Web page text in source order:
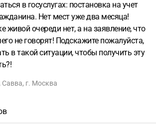
в госуслугах: постановка на учет
Нет мест уже два месяца!
живой очереди нет, а на заявление, что
не говорят! Подскажите пожалуйста,
в такой ситуации, чтобы получить эту
Савва, г. Москва